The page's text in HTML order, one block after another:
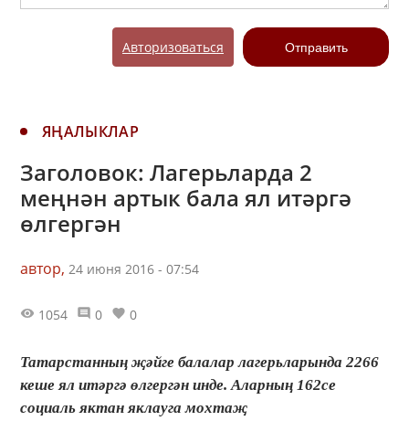
Авторизоваться Отправить
ЯҢАЛЫКЛАР
Заголовок: Лагерьларда 2
меңнән артык бала ял итәргә
өлгергән
автор, 24 июня 2016 - 07:54
1054 0 0
Татарстанның җәйге балалар лагерьларында 2266
кеше ял итәргә өлгергән инде. Аларның 162се
социаль яктан яклауга мохтаҗ